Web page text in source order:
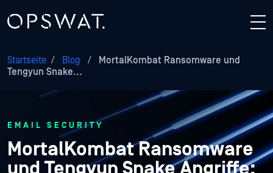
Startseite / Blog /
MortalKombat Ransomware und
Tengyun Snake...
EMAIL SECURITY
MortalKombat Ransomware